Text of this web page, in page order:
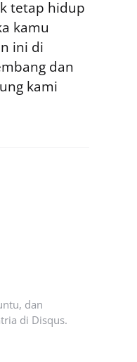
tetap hidup
kamu
ini di
dan
kami
dan
di Disqus.